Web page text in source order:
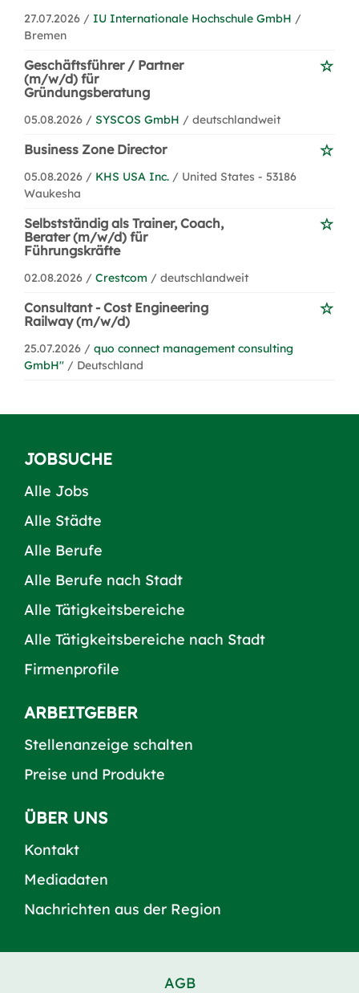
27.07.2026 / IU Internationale Hochschule GmbH /
Bremen
Geschäftsführer / Partner
(m/w/d) für
Gründungsberatung
05.08.2026 / SYSCOS GmbH / deutschlandweit
Business Zone Director
05.08.2026 / KHS USA Inc. / United States - 53186
Waukesha
Selbstständig als Trainer, Coach,
Berater (m/w/d) für
Führungskräfte
02.08.2026 / Crestcom / deutschlandweit
Consultant - Cost Engineering
Railway (m/w/d)
25.07.2026 / quo connect management consulting
GmbH'' / Deutschland
JOBSUCHE
Alle Jobs
Alle Städte
Alle Berufe
Alle Berufe nach Stadt
Alle Tätigkeitsbereiche
Alle Tätigkeitsbereiche nach Stadt
Firmenprofile
ARBEITGEBER
Stellenanzeige schalten
Preise und Produkte
ÜBER UNS
Kontakt
Mediadaten
Nachrichten aus der Region
AGB